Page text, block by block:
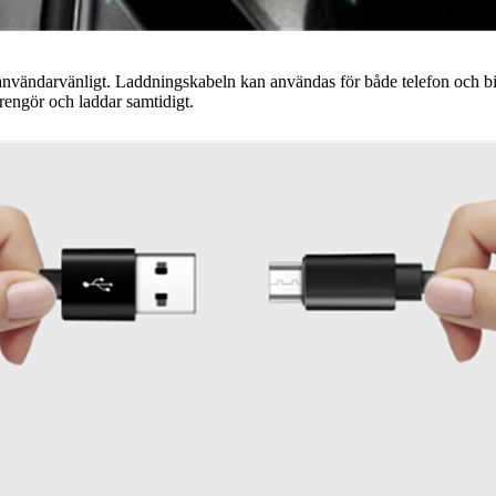
Laddningskabeln kan användas för både telefon och
och laddar samtidigt.